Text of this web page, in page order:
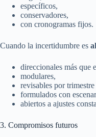
específicos,
conservadores,
con cronogramas fijos.
Cuando la incertidumbre es
direccionales más que
modulares,
revisables por
formulados con
abiertos a ajustes
3. Compromisos futuros